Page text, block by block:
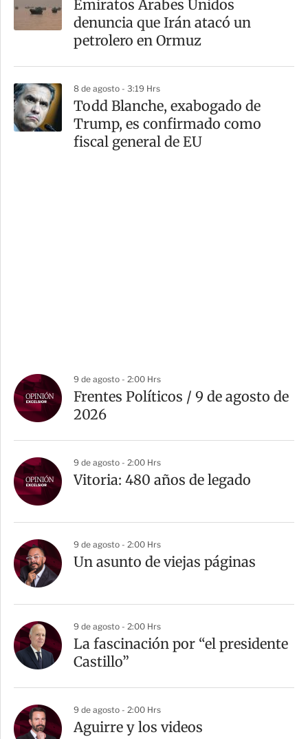
Emiratos Árabes Unidos
denuncia que Irán atacó un
petrolero en Ormuz
8 de agosto - 3:19 Hrs
Todd Blanche, exabogado de
Trump, es confirmado como
fiscal general de EU
9 de agosto - 2:00 Hrs
Frentes Políticos / 9 de agosto de
2026
9 de agosto - 2:00 Hrs
Vitoria: 480 años de legado
9 de agosto - 2:00 Hrs
Un asunto de viejas páginas
9 de agosto - 2:00 Hrs
La fascinación por “el presidente
Castillo”
9 de agosto - 2:00 Hrs
Aguirre y los videos